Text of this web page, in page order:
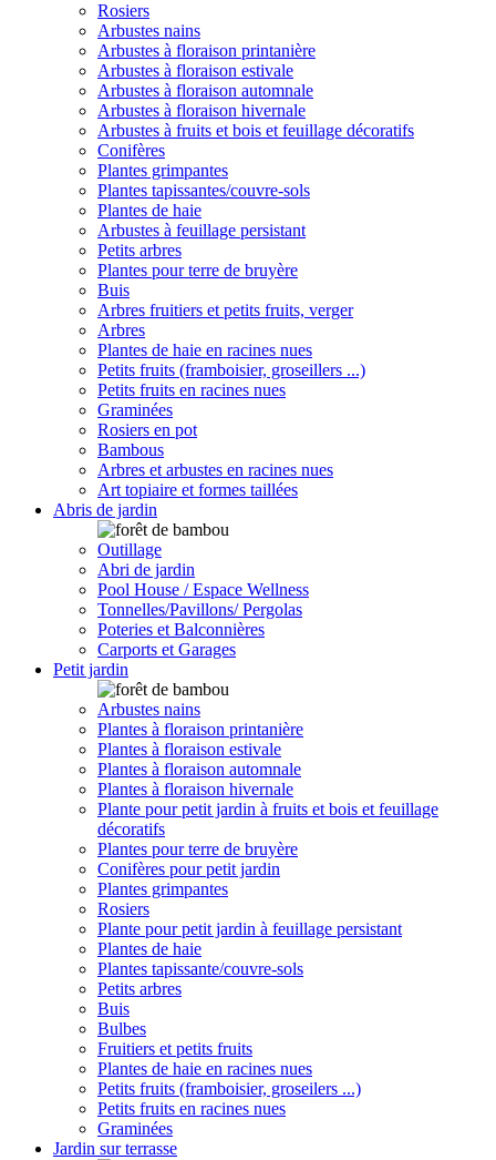
Rosiers
Arbustes nains
Arbustes à floraison printanière
Arbustes à floraison estivale
Arbustes à floraison automnale
Arbustes à floraison hivernale
Arbustes à fruits et bois et feuillage décoratifs
Conifères
Plantes grimpantes
Plantes tapissantes/couvre-sols
Plantes de haie
Arbustes à feuillage persistant
Petits arbres
Plantes pour terre de bruyère
Buis
Arbres fruitiers et petits fruits, verger
Arbres
Plantes de haie en racines nues
Petits fruits (framboisier, groseillers ...)
Petits fruits en racines nues
Graminées
Rosiers en pot
Bambous
Arbres et arbustes en racines nues
Art topiaire et formes taillées
Abris de jardin
Outillage
Abri de jardin
Pool House / Espace Wellness
Tonnelles/Pavillons/ Pergolas
Poteries et Balconnières
Carports et Garages
Petit jardin
Arbustes nains
Plantes à floraison printanière
Plantes à floraison estivale
Plantes à floraison automnale
Plantes à floraison hivernale
Plante pour petit jardin à fruits et bois et feuillage
décoratifs
Plantes pour terre de bruyère
Conifères pour petit jardin
Plantes grimpantes
Rosiers
Plante pour petit jardin à feuillage persistant
Plantes de haie
Plantes tapissante/couvre-sols
Petits arbres
Buis
Bulbes
Fruitiers et petits fruits
Plantes de haie en racines nues
Petits fruits (framboisier, groseilers ...)
Petits fruits en racines nues
Graminées
Jardin sur terrasse